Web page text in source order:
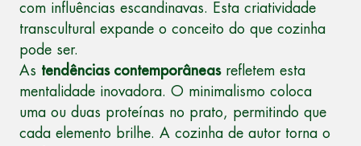
com influências escandinavas. Esta criatividade
transcultural expande o conceito do que cozinha
pode ser.
As tendências contemporâneasrefletem esta
mentalidade inovadora. O minimalismo coloca
uma ou duas proteínas no prato, permitindo que
cada elemento brilhe. A cozinha de autor torna o